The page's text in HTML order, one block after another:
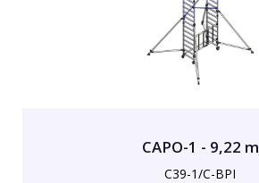
CAPO-1 - 9,22 m
C39-1/C-BPI